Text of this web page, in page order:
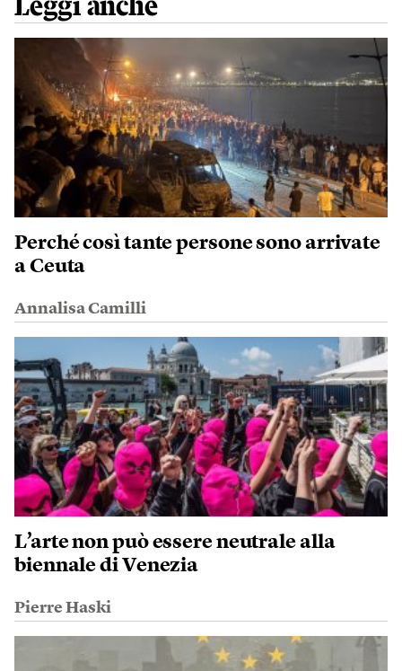
Leggi anche
Perché così tante persone sono arrivate
a Ceuta
Annalisa Camilli
L’arte non può essere neutrale alla
biennale di Venezia
Pierre Haski